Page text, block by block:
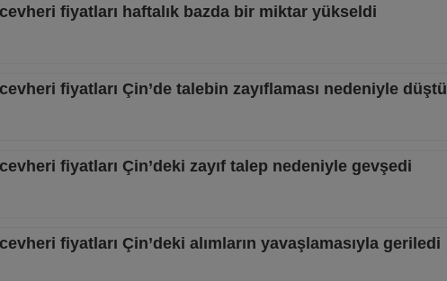
fiyatları haftalık bazda bir miktar yükseldi
fiyatları Çin’de talebin zayıflaması nedeniyle düştü
fiyatları Çin’deki zayıf talep nedeniyle gevşedi
fiyatları Çin’deki alımların yavaşlamasıyla geriledi